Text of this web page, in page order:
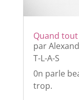
Quand
par
T-L-A-S
0n parle
trop.